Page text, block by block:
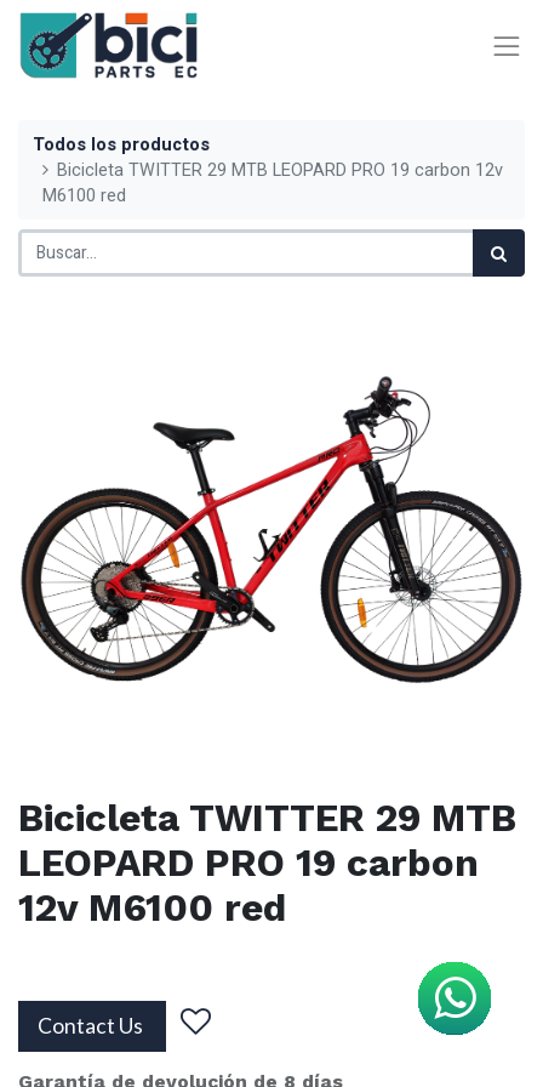
Todos los productos
Bicicleta TWITTER 29 MTB LEOPARD PRO 19 carbon 12v
M6100 red
Bicicleta TWITTER 29 MTB
LEOPARD PRO 19 carbon
12v M6100 red
Contact Us
Garantía de devolución de 8 días